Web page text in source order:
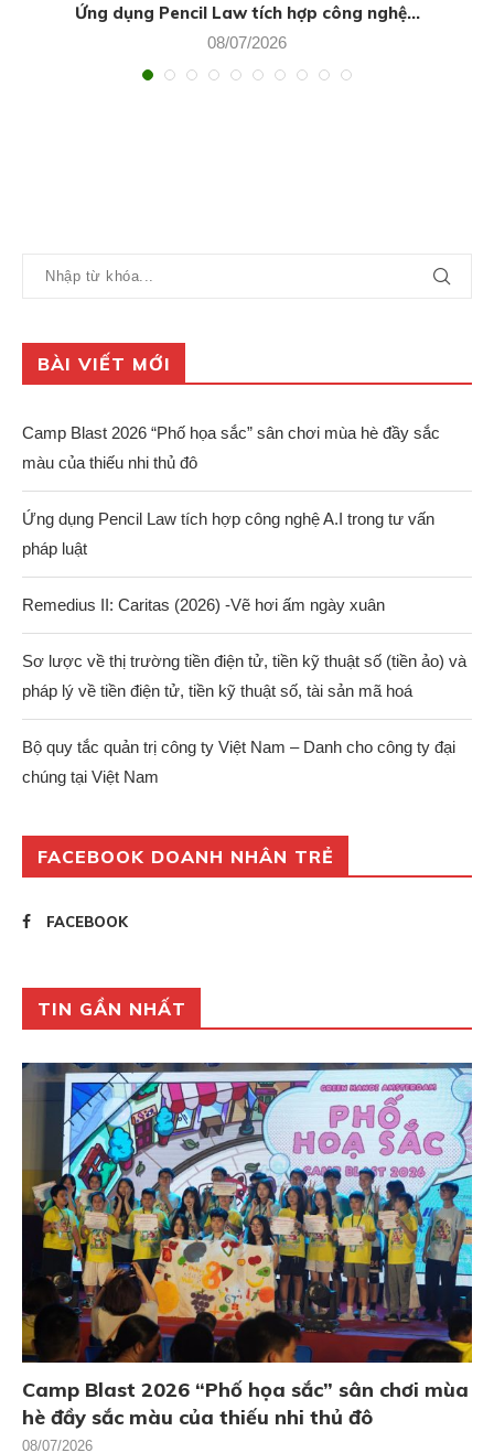
Ứng dụng Pencil Law tích hợp công nghệ...
08/07/2026
BÀI VIẾT MỚI
Camp Blast 2026 “Phố họa sắc” sân chơi mùa hè đầy sắc
màu của thiếu nhi thủ đô
Ứng dụng Pencil Law tích hợp công nghệ A.I trong tư vấn
pháp luật
Remedius II: Caritas (2026) -Vẽ hơi ấm ngày xuân
Sơ lược về thị trường tiền điện tử, tiền kỹ thuật số (tiền ảo) và
pháp lý về tiền điện tử, tiền kỹ thuật số, tài sản mã hoá
Bộ quy tắc quản trị công ty Việt Nam – Danh cho công ty đại
chúng tại Việt Nam
FACEBOOK DOANH NHÂN TRẺ
FACEBOOK
TIN GẦN NHẤT
Camp Blast 2026 “Phố họa sắc” sân chơi mùa
hè đầy sắc màu của thiếu nhi thủ đô
08/07/2026